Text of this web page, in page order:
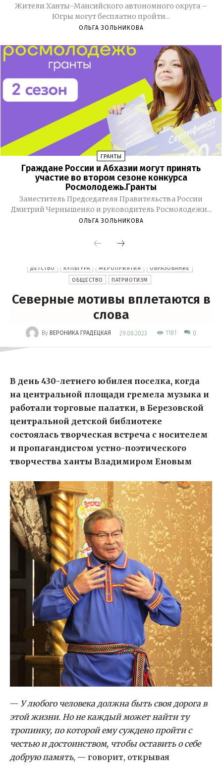
Жители Ханты-Мансийского автономного округа –
Югры могут бесплатно пройти...
ОЛЬГА ЗОЛЬНИКОВА
ГРАНТЫ
Граждане России и Абхазии могут принять
участие во втором сезоне конкурса
Росмолодежь.Гранты
Заместитель Председателя Правительства России
Дмитрий Чернышенко и руководитель Росмолодежи...
ОЛЬГА ЗОЛЬНИКОВА